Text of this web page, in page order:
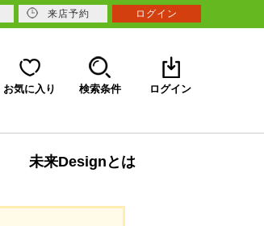
お気に入り 検索条件 ログイン
未来Designとは
来店予約 ログイン